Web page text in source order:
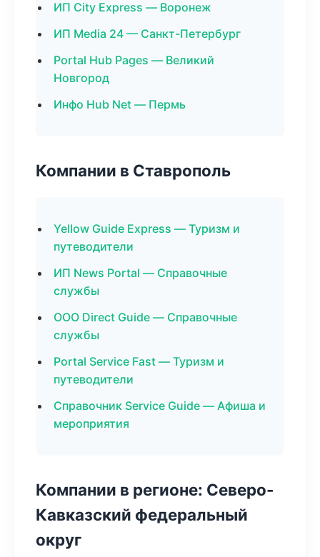
ИП City Express — Воронеж
ИП Media 24 — Санкт-Петербург
Portal Hub Pages — Великий
Новгород
Инфо Hub Net — Пермь
Компании в Ставрополь
Yellow Guide Express — Туризм и
путеводители
ИП News Portal — Справочные
службы
ООО Direct Guide — Справочные
службы
Portal Service Fast — Туризм и
путеводители
Справочник Service Guide — Афиша и
мероприятия
Компании в регионе: Северо-
Кавказский федеральный
округ